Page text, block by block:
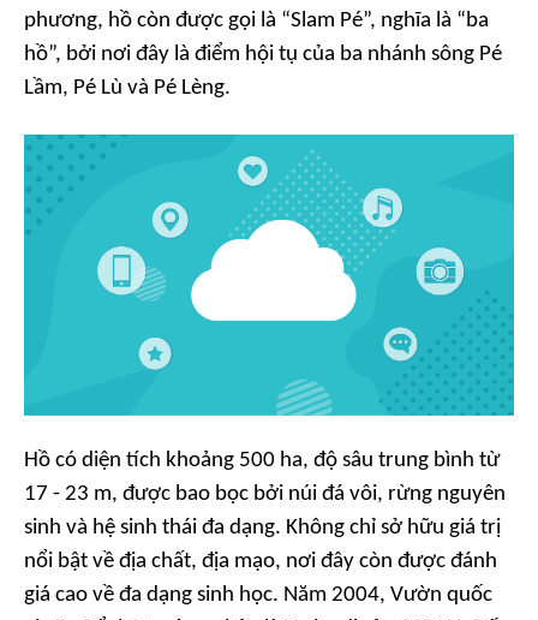
phương, hồ còn được gọi là “Slam Pé”, nghĩa là “ba
hồ”, bởi nơi đây là điểm hội tụ của ba nhánh sông Pé
Lầm, Pé Lù và Pé Lèng.
Hồ có diện tích khoảng 500 ha, độ sâu trung bình từ
17 - 23 m, được bao bọc bởi núi đá vôi, rừng nguyên
sinh và hệ sinh thái đa dạng. Không chỉ sở hữu giá trị
nổi bật về địa chất, địa mạo, nơi đây còn được đánh
giá cao về đa dạng sinh học. Năm 2004, Vườn quốc